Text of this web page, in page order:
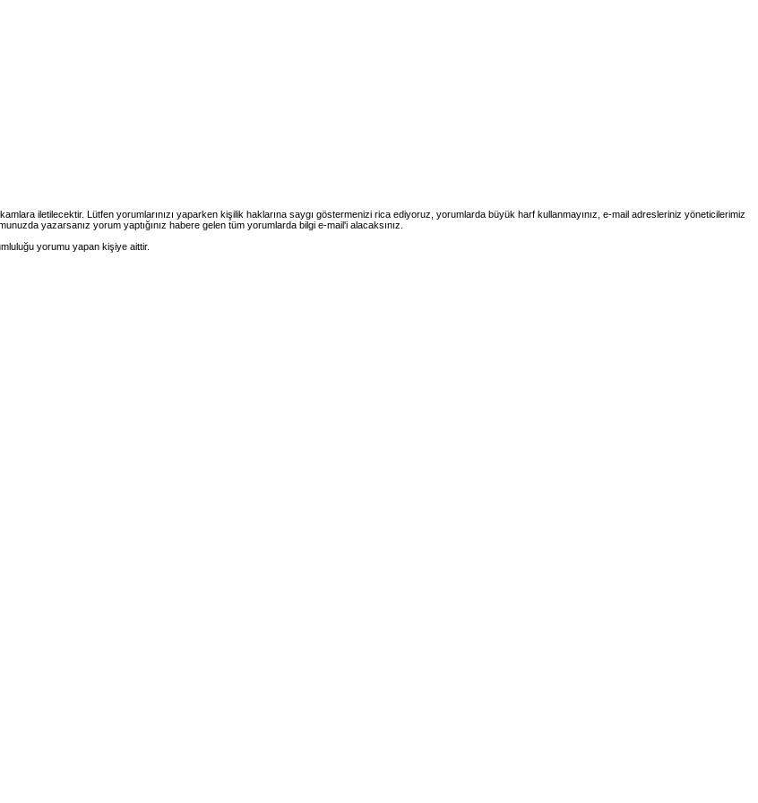
iletilecektir. Lütfen yorumlarınızı yaparken kişilik haklarına saygı göstermenizi rica ediyoruz, yorumlarda büyük harf kullanmayınız, e-mail adresleriniz yöneticilerimiz
yazarsanız yorum yaptığınız habere gelen tüm yorumlarda bilgi e-mail'i alacaksınız.
yorumu yapan kişiye aittir.